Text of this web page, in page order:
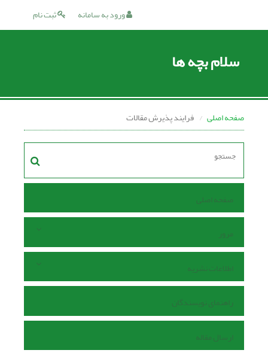
ثبت نام ورود به سامانه
سلام بچه ها
صفحه اصلی فرایند پذیرش مقالات
صفحه اصلی
مرور
اطلاعات نشریه
راهنمای نویسندگان
ارسال مقاله